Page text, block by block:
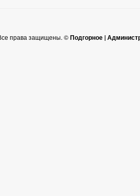
права защищены. ©Подгорное |